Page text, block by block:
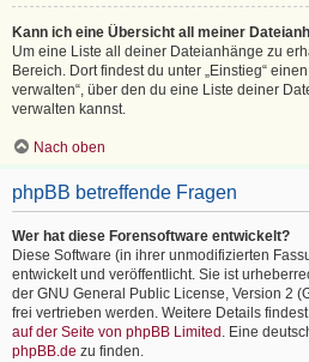
Kann ich eine Übersicht all meiner
Um eine Liste all deiner Dateianhänge zu
Bereich. Dort findest du unter „Einstieg“
verwalten“, über den du eine Liste deiner
verwalten kannst.
Nach oben
phpBB betreffende Fragen
Wer hat diese Forensoftware entwickelt?
Diese Software (in ihrer unmodifizierten
entwickelt und veröffentlicht. Sie ist
der GNU General Public License, Version 2
frei vertrieben werden. Weitere Details
auf der Seite von phpBB Limited . Eine
phpBB.de zu finden.